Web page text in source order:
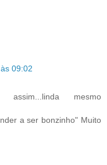
09:02
mesmo
a ser bonzinho" Muito